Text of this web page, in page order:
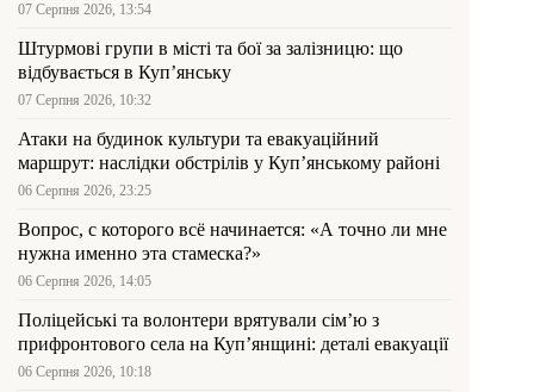
07 Серпня 2026, 13:54
Штурмові групи в місті та бої за залізницю: що
відбувається в Куп’янську
07 Серпня 2026, 10:32
Атаки на будинок культури та евакуаційний
маршрут: наслідки обстрілів у Куп’янському районі
06 Серпня 2026, 23:25
Вопрос, с которого всё начинается: «А точно ли мне
нужна именно эта стамеска?»
06 Серпня 2026, 14:05
Поліцейські та волонтери врятували сім’ю з
прифронтового села на Куп’янщині: деталі евакуації
06 Серпня 2026, 10:18